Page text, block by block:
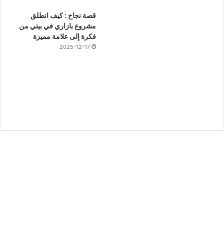
قصة نجاح : كيف انطلق
مشروع بازاري في بيتي من
فكرة إلى علامة مميزة
2025-12-17